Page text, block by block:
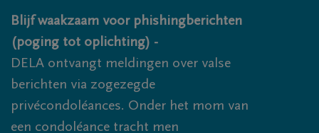
Overslaan en naar inhoud gaan
Blijf waakzaam voor phishingberichten
(poging tot oplichting) -
DELA ontvangt meldingen over valse
berichten via zogezegde
privécondoléances. Onder het mom van
een condoléance tracht men